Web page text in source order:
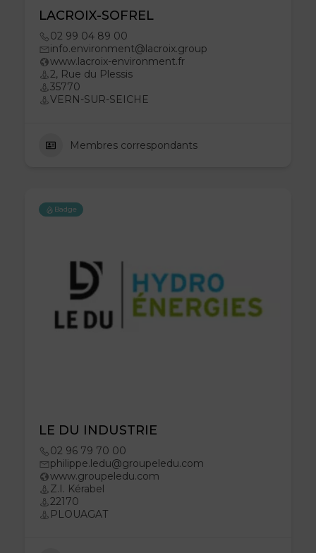
LACROIX-SOFREL
02 99 04 89 00
info.environment@lacroix.group
www.lacroix-environment.fr
2, Rue du Plessis
35770
VERN-SUR-SEICHE
Membres correspondants
Badge
LE DU INDUSTRIE
02 96 79 70 00
philippe.ledu@groupeledu.com
www.groupeledu.com
Z.I. Kérabel
22170
PLOUAGAT